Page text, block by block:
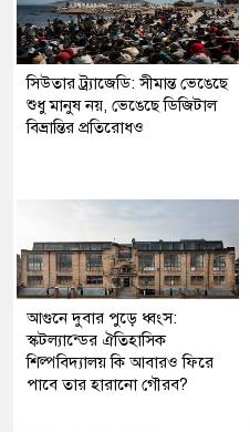
সিউতার ট্র্যাজেডি: সীমান্ত ভেঙেছে
শুধু মানুষ নয়, ভেঙেছে ডিজিটাল
বিভ্রান্তির প্রতিরোধও
আগুনে দুবার পুড়ে ধ্বংস:
স্কটল্যান্ডের ঐতিহাসিক
শিল্পবিদ্যালয় কি আবারও ফিরে
পাবে তার হারানো গৌরব?